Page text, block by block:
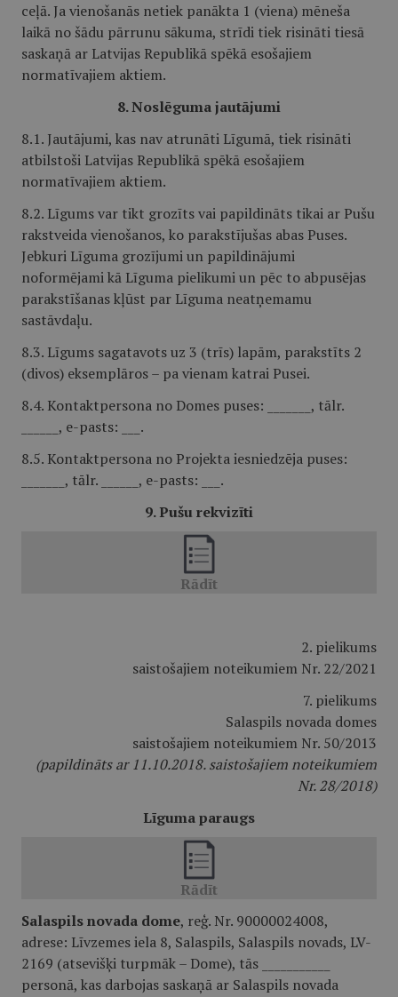
ceļā. Ja vienošanās netiek panākta 1 (viena) mēneša
laikā no šādu pārrunu sākuma, strīdi tiek risināti tiesā
saskaņā ar Latvijas Republikā spēkā esošajiem
normatīvajiem aktiem.
8. Noslēguma jautājumi
8.1. Jautājumi, kas nav atrunāti Līgumā, tiek risināti
atbilstoši Latvijas Republikā spēkā esošajiem
normatīvajiem aktiem.
8.2. Līgums var tikt grozīts vai papildināts tikai ar Pušu
rakstveida vienošanos, ko parakstījušas abas Puses.
Jebkuri Līguma grozījumi un papildinājumi
noformējami kā Līguma pielikumi un pēc to abpusējas
parakstīšanas kļūst par Līguma neatņemamu
sastāvdaļu.
8.3. Līgums sagatavots uz 3 (trīs) lapām, parakstīts 2
(divos) eksemplāros – pa vienam katrai Pusei.
8.4. Kontaktpersona no Domes puses: _______, tālr.
______, e-pasts: ___.
8.5. Kontaktpersona no Projekta iesniedzēja puses:
_______, tālr. ______, e-pasts: ___.
9. Pušu rekvizīti
2. pielikums
saistošajiem noteikumiem Nr. 22/2021
7. pielikums
Salaspils novada domes
saistošajiem noteikumiem Nr. 50/2013
(papildināts ar 11.10.2018. saistošajiem noteikumiem
Nr. 28/2018)
Līguma paraugs
Salaspils novada dome, reģ. Nr. 90000024008,
adrese: Līvzemes iela 8, Salaspils, Salaspils novads, LV-
2169 (atsevišķi turpmāk – Dome), tās ___________
personā, kas darbojas saskaņā ar Salaspils novada